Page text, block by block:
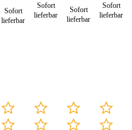
Sofort
lieferbar
Sofort
lieferbar
Sofort
lieferbar
Sofort
lieferbar